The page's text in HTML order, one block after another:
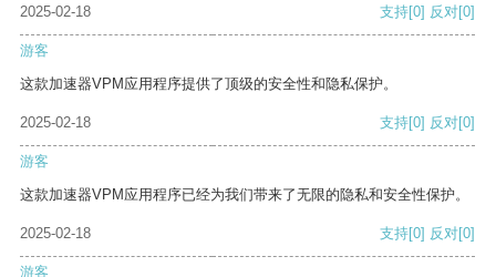
2025-02-18 支持[0] 反对[0]
游客
这款加速器VPM应用程序提供了顶级的安全性和隐私保护。
2025-02-18 支持[0] 反对[0]
游客
这款加速器VPM应用程序已经为我们带来了无限的隐私和安全性保护。
2025-02-18 支持[0] 反对[0]
游客